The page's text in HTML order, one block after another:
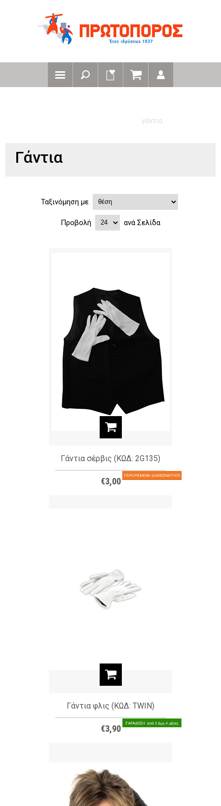
γάντια
Γάντια
Ταξινόμηση με
Προβολή ανά Σελίδα
Γάντια σέρβις (ΚΩΔ: 2G135)
€3,00
Γάντια φλις (ΚΩΔ: TWIN)
€3,90